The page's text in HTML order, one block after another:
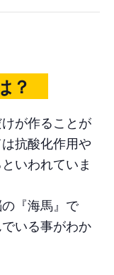
？
が作ることが
抗酸化作用や
いわれていま
『海馬』で
いる事がわか